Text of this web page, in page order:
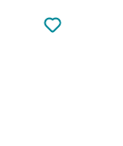
zu den
zu Ihren